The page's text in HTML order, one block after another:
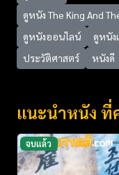
ดูหนัง The King And
ดูหนังออนไลน์
ดูหนัง
ประวัติศาสตร์
หนังดี
แนะนำหนัง
จบแล้ว